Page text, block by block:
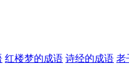
红楼梦的成语 诗经的成语 老